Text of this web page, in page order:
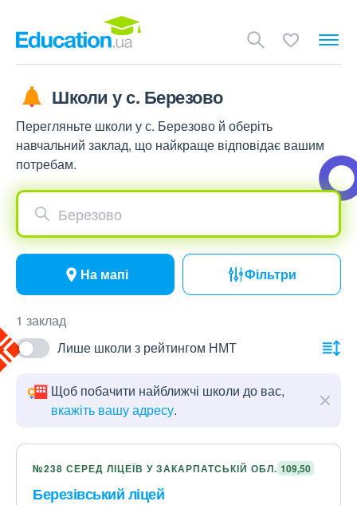
Школи у с. Березово
Перегляньте школи у с. Березово й оберіть
навчальний заклад, що найкраще відповідає вашим
потребам.
Березово
На мапі Фільтри
1 заклад
Лише школи з рейтингом НМТ
Щоб побачити найближчі школи до вас,
вкажіть вашу адресу.
№238 СЕРЕД ЛІЦЕЇВ У ЗАКАРПАТСЬКІЙ ОБЛ. 109,50
Березівський ліцей